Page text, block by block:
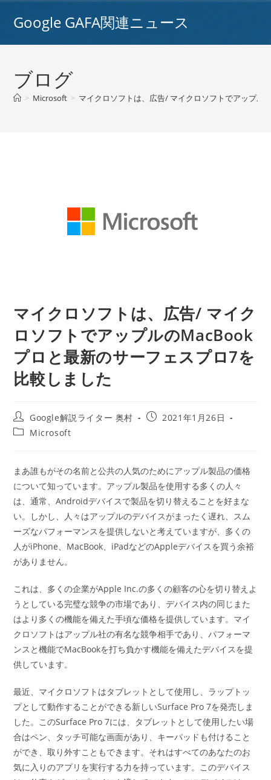
Google GAFA関連ニュース
ブログ
> Microsoft > マイクロソフトは、広告/ マイクロソフトでアップ
マイクロソフトは、広告/ マイク
ロソフトでアップルのMacBook
プロと最新のサーフェスプロ7を
比較しました
投
稿
者:
Google解説ライター 奥村
投
2021年1月26日
投
テ
ゴ
リ
ー:
Microsoft
まあ誰もがその名前と公共の人気のためにアップル製品の価格
について知っています。アップル製品を使用する多くの人々
は、通常、Androidデバイスで製品を切り替えることを好まな
い。しかし、人々はアップルのデバイスがまったく遅れ、スム
ーズなパフォーマンスを提供しないと考えていますが、多くの
人がiPhone、MacBook、iPadなどのAppleデバイスを買う余裕
がありません。
これは、多くの企業がApple Inc.の多くの顧客の心を切り替えよ
うとしている完璧な競争の市場であり、デバイス内の同じまた
はより多くの機能を備えた手頃な価格を提供しています。マイ
クロソフトはアップル社の有名な競争相手であり、パフォーマ
ンスと機能でMacBookを打ち負かす機能を備えたデバイスを提
供しています。
最近、マイクロソフトはタブレットとして使用し、ラップトッ
プとして動作することができる新しいSurface Pro 7を発売しま
した。このSurface Pro 7には、タブレットとして使用したい場
合はペン、タッチ可能な画面があり、キーパッドも付けること
ができ、取り外すこともできます。それはすべてのあなたのお
気に入りのアプリを実行する力を持っています。このデバイス